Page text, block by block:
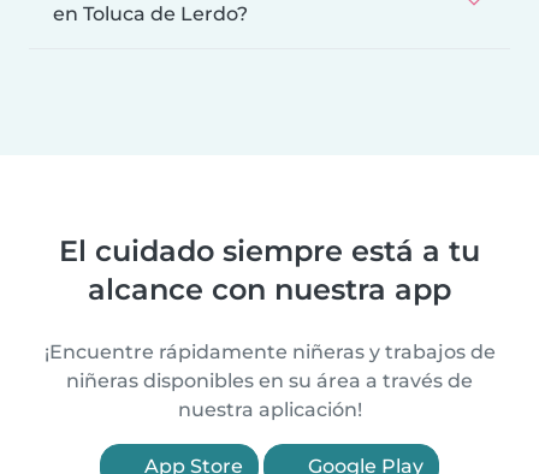
en Toluca de Lerdo?
El cuidado siempre está a tu
alcance con nuestra app
¡Encuentre rápidamente niñeras y trabajos de
niñeras disponibles en su área a través de
nuestra aplicación!
App Store Google Play